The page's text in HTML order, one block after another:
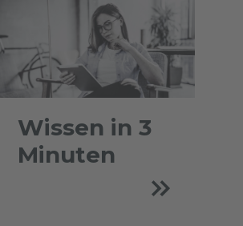
Wissen in 3
Minuten